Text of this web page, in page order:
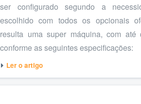
ser configurado segundo a
escolhido com todos os opcionais
resulta uma super máquina, com até
conforme as seguintes especificações:
Ler o artigo